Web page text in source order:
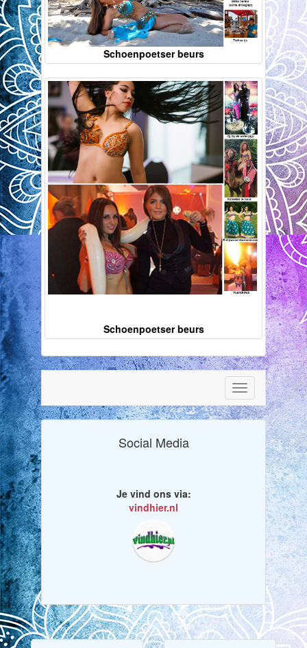
Schoenpoetser beurs
Schoenpoetser beurs
Toggle
navigation
Social Media
Je vind ons via:
vindhier.nl